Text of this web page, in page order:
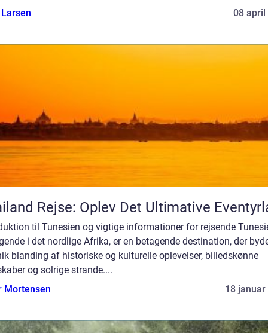
08 april
Rejse: Oplev Det Ultimative
til Tunesien og vigtige informationer for rejsende
i det nordlige Afrika, er en betagende destination, der
blanding af historiske og kulturelle oplevelser, billedskønne
og solrige strande....
Mortensen
18 januar